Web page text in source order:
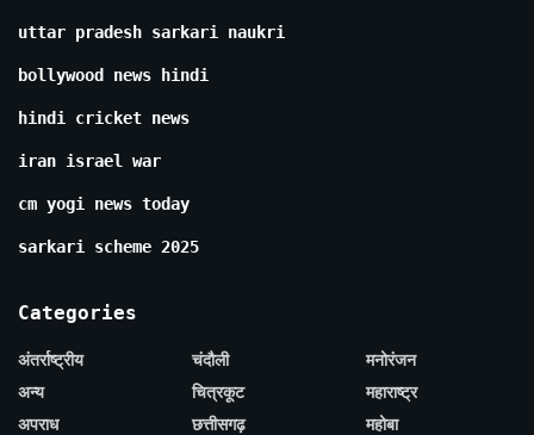
uttar pradesh sarkari naukri
bollywood news hindi
hindi cricket news
iran israel war
cm yogi news today
sarkari scheme 2025
Categories
अंतर्राष्ट्रीय
अन्य
अपराध
चंदौली
चित्रकूट
छत्तीसगढ़
मनोरंजन
महाराष्ट्र
महोबा